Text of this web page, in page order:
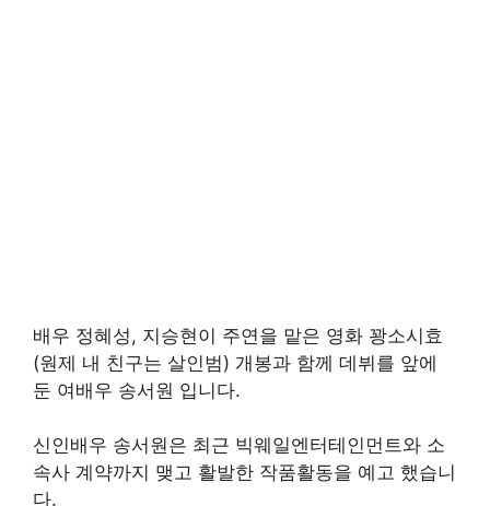
배우 정혜성, 지승현이 주연을 맡은 영화 꽝소시효
(원제 내 친구는 살인범) 개봉과 함께 데뷔를 앞에
둔 여배우 송서원 입니다.
신인배우 송서원은 최근 빅웨일엔터테인먼트와 소
속사 계약까지 맺고 활발한 작품활동을 예고 했습니
다.